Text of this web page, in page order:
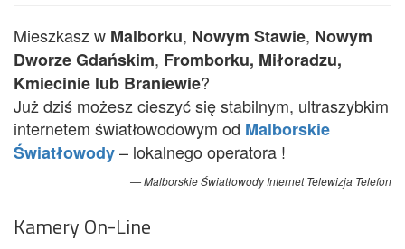
Mieszkasz w Malborku, Nowym Stawie, Nowym
Dworze Gdańskim, Fromborku, Miłoradzu,
Kmiecinie lub Braniewie?
Już dziś możesz cieszyć się stabilnym, ultraszybkim
internetem światłowodowym od Malborskie
Światłowody– lokalnego operatora !
Malborskie Światłowody Internet Telewizja Telefon
Kamery On-Line